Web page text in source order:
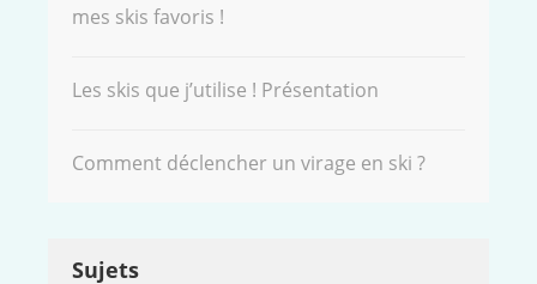
mes skis favoris !
Les skis que j’utilise ! Présentation
Comment déclencher un virage en ski ?
Sujets